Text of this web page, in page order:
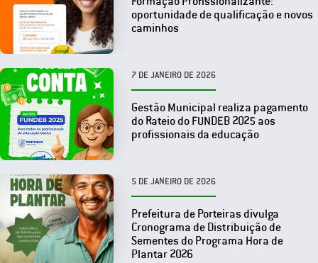
oportunidade de qualificação e novos
caminhos
7 DE JANEIRO DE 2026
Gestão Municipal realiza pagamento
do Rateio do FUNDEB 2025 aos
profissionais da educação
5 DE JANEIRO DE 2026
Prefeitura de Porteiras divulga
Cronograma de Distribuição de
Sementes do Programa Hora de
Plantar 2026